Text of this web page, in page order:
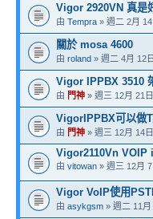
Vigor 2920VN 真是
由 Tempra » 週二 2月
關於 mosa 4600
由 roland » 週二 4月 12
Vigor IPPBX 3510
由 門神 » 週三 12月 21
VigorIPPBX可以做
由 門神 » 週三 12月 14
Vigor2110Vn VOIP
由 vitowan » 週三 12月
Vigor VoIP使用
由 asykgsm » 週二 11